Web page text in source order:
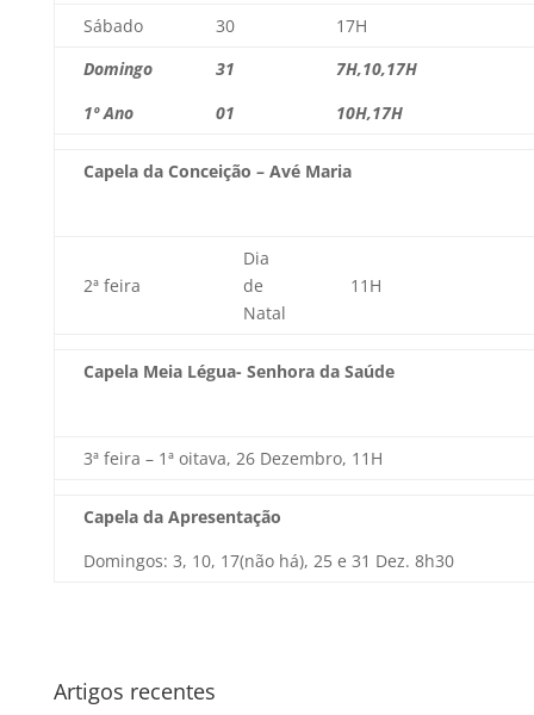
Sábado 30
17H
Domingo
1º Ano
31
01
7H,10,17H
10H,17H
Capela da Conceição – Avé Maria
2ª feira
Dia
de
Natal
11H
Capela Meia Légua- Senhora da Saúde
3ª feira – 1ª oitava, 26 Dezembro, 11H
Capela da Apresentação
Domingos: 3, 10, 17(não há), 25 e 31 Dez. 8h30
Artigos recentes